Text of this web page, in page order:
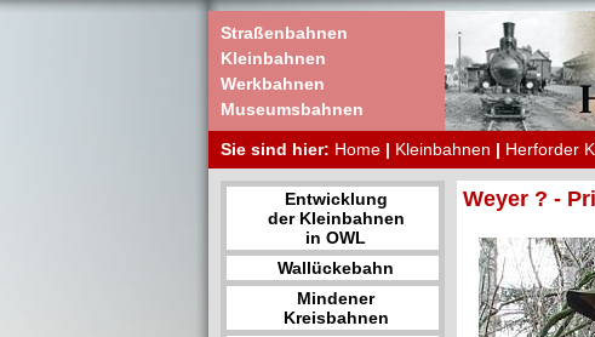
Straßenbahnen
Kleinbahnen
Werkbahnen
Museumsbahnen
Sie sind hier: Home | Kleinbahnen | Herforder
Entwicklung
der Kleinbahnen
in OWL
Wallückebahn
Mindener
Kreisbahnen
Weyer ? -